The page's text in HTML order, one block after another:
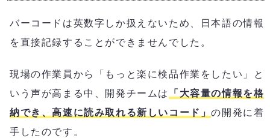
バーコードは英数字しか扱えないため、日本語の情報
を直接記録することができませんでした。
現場の作業員から「もっと楽に検品作業をしたい」と
いう声が高まる中、開発チームは 「大容量の情報を格
納でき、高速に読み取れる新しいコード」の開発に着
手したのです。